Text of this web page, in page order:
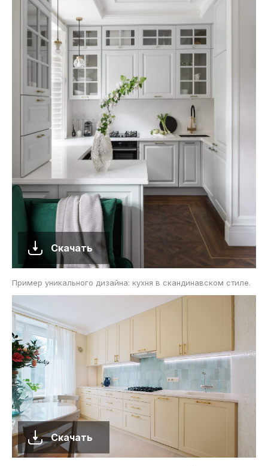
Скачать
Пример уникального дизайна: кухня в скандинавском стиле.
Скачать